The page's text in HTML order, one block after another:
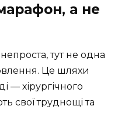
а не
тут не одна
Це шляхи
— хірургічного
свої труднощі та